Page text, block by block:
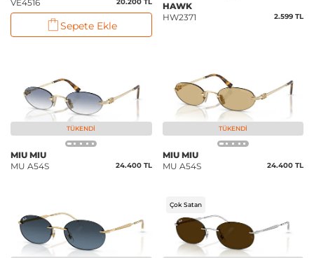
VE4516
20.200 TL
Sepete Ekle
HAWK
HW2371
2.599 TL
TÜKENDI
MIU MIU
MU A54S
24.400 TL
TÜKENDI
MIU MIU
MU A54S
24.400 TL
Çok Satan